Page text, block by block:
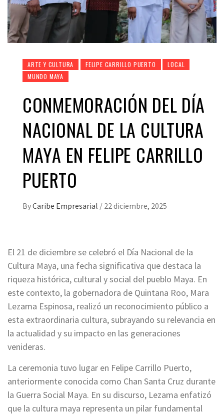
ARTE Y CULTURA FELIPE CARRILLO PUERTO
LOCAL
MUNDO MAYA
CONMEMORACIÓN DEL DÍA
NACIONAL DE LA CULTURA
MAYA EN FELIPE CARRILLO
PUERTO
ByCaribe Empresarial / 22 diciembre, 2025
El 21 de diciembre se celebró el Día Nacional de la
Cultura Maya, una fecha significativa que destaca la
riqueza histórica, cultural y social del pueblo Maya. En
este contexto, la gobernadora de Quintana Roo, Mara
Lezama Espinosa, realizó un reconocimiento público a
esta extraordinaria cultura, subrayando su relevancia en
la actualidad y su impacto en las generaciones
venideras.
La ceremonia tuvo lugar en Felipe Carrillo Puerto,
anteriormente conocida como Chan Santa Cruz durante
la Guerra Social Maya. En su discurso, Lezama enfatizó
que la cultura maya representa un pilar fundamental